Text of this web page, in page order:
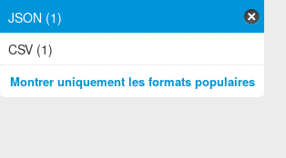
JSON (1)
CSV (1)
Montrer uniquement les formats populaires